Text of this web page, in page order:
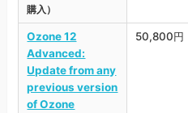
購入）
Ozone 12
Advanced:
Update from any
previous version
of Ozone
50,800円